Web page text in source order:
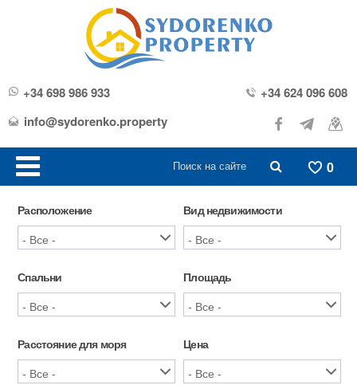
+34 698 986 933
+34 624 096 608
info@sydorenko.property
0
Расположение Вид недвижимости
Спальни Площадь
Расстояние для моря Цена